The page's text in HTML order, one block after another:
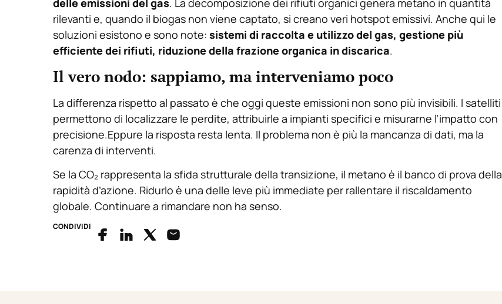
delle emissioni del gas. La decomposizione dei rifiuti organici genera metano in quantità
rilevanti e, quando il biogas non viene captato, si creano veri hotspot emissivi. Anche qui le
soluzioni esistono e sono note: sistemi di raccolta e utilizzo del gas, gestione più
efficiente dei rifiuti, riduzione della frazione organica in discarica.
Il vero nodo: sappiamo, ma interveniamo poco
La differenza rispetto al passato è che oggi queste emissioni non sono più invisibili. I satelliti
permettono di localizzare le perdite, attribuirle a impianti specifici e misurarne l’impatto con
precisione.Eppure la risposta resta lenta. Il problema non è più la mancanza di dati, ma la
carenza di interventi.
Se la CO₂ rappresenta la sfida strutturale della transizione, il metano è il banco di prova della
rapidità d’azione. Ridurlo è una delle leve più immediate per rallentare il riscaldamento
globale. Continuare a rimandare non ha senso.
CONDIVIDI